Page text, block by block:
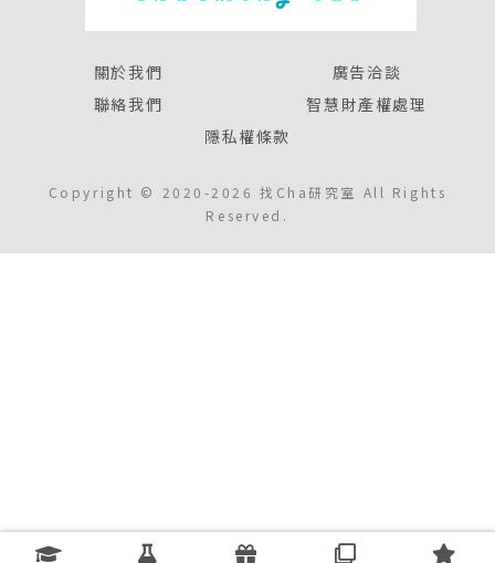
關於我們
廣告洽談
聯絡我們
智慧財產權處理
隱私權條款
Copyright © 2020-2026 找Cha研究室 All Rights
Reserved.